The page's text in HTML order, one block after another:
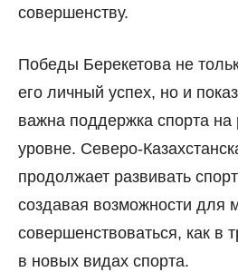
совершенству.
Победы Берекетова не
его личный успех, но и
важна поддержка спорта на
уровне. Северо-
продолжает развивать
создавая возможности для
совершенствоваться, как в
в новых видах спорта.